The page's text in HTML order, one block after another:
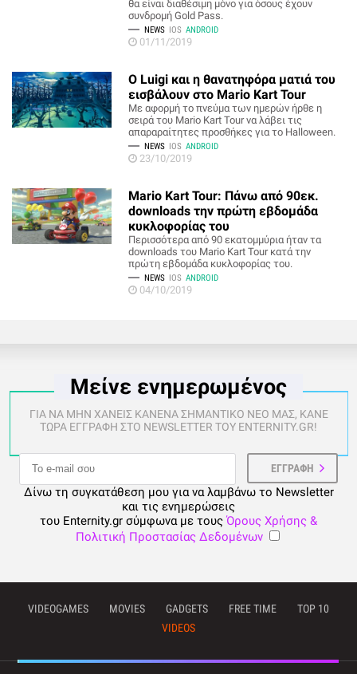
θα είναι διαθέσιμη μόνο για όσους έχουν
συνδρομή Gold Pass.
NEWS IOS ANDROID
01/11/2019
O Luigi και η θανατηφόρα ματιά του
εισβάλουν στο Mario Kart Tour
Με αφορμή το πνεύμα των ημερών ήρθε η
σειρά του Mario Kart Tour να λάβει τις
απαραραίτητες προσθήκες για το Halloween.
NEWS IOS ANDROID
23/10/2019
Mario Kart Tour: Πάνω από 90εκ.
downloads την πρώτη εβδομάδα
κυκλοφορίας του
Περισσότερα από 90 εκατομμύρια ήταν τα
downloads του Mario Kart Tour κατά την
πρώτη εβδομάδα κυκλοφορίας του.
NEWS IOS ANDROID
04/10/2019
Μείνε ενημερωμένος
ΓΙΑ ΝΑ ΜΗΝ ΧΑΝΕΙΣ ΚΑΝΕΝΑ ΣΗΜΑΝΤΙΚΟ ΝΕΟ ΜΑΣ, ΚΑΝΕ
ΤΩΡΑ ΕΓΓΡΑΦΗ ΣΤΟ NEWSLETTER ΤΟΥ ENTERNITY.GR!
Δίνω τη συγκατάθεση μου για να λαμβάνω το Newsletter
και τις ενημερώσεις
του Enternity.gr σύμφωνα με τους Όρους Χρήσης &
Πολιτική Προστασίας Δεδομένων
VIDEOGAMES MOVIES GADGETS FREE TIME
TOP 10
VIDEOS